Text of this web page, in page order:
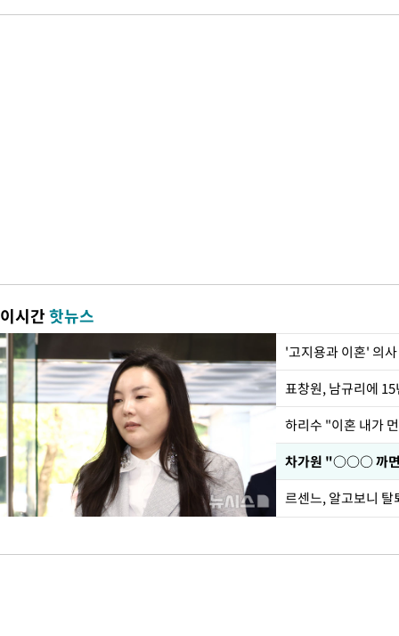
이시간핫뉴스
'고지용과 이혼' 의
하리수 "이혼 내가
르센느, 알고보니 탈